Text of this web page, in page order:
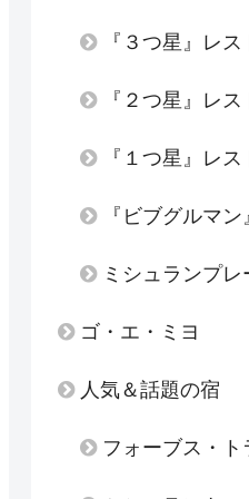
『３つ星』レ
『２つ星』レ
『１つ星』レ
『ビブグルマ
ミシュランプレ
ゴ・エ・ミヨ
人気＆話題の宿
フォーブス・ト